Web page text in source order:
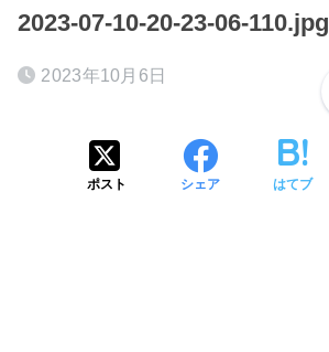
2023-07-10-20-23-06-110.jpg
2023年10月6日
ポスト シェア はてブ